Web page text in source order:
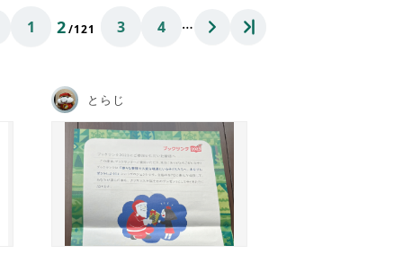
1 2/121 3 4 …
とらじ